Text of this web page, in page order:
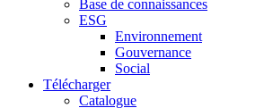
Base de connaissances
ESG
Environnement
Gouvernance
Social
Télécharger
Catalogue